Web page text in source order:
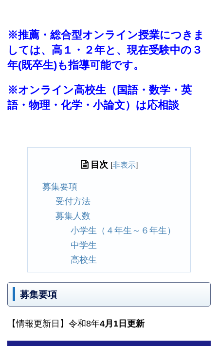
※推薦・総合型オンライン授業につきま
しては、高１・２年と、現在受験中の３
年(既卒生)も指導可能です。
※オンライン高校生（国語・数学・英
語・物理・化学・小論文）は応相談
目次 [非表示]
募集要項
受付方法
募集人数
小学生（４年生～６年生）
中学生
高校生
募集要項
【情報更新日】令和8年4月1日更新